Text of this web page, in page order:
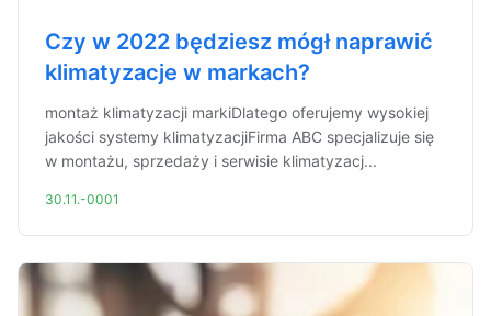
Czy w 2022 będziesz mógł naprawić
klimatyzacje w markach?
montaż klimatyzacji markiDlatego oferujemy wysokiej
jakości systemy klimatyzacjiFirma ABC specjalizuje się
w montażu, sprzedaży i serwisie klimatyzacj...
30.11.-0001